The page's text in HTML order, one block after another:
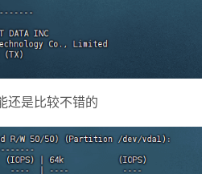
还是比较不错的